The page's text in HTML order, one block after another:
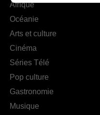
Afrique
Océanie
Arts et culture
Cinéma
Séries Télé
Pop culture
Gastronomie
Musique